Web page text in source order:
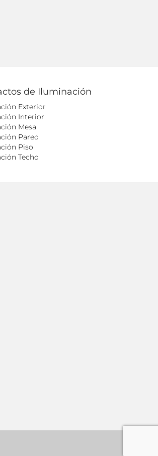
de Iluminación
Exterior
Interior
Mesa
Pared
Piso
Techo